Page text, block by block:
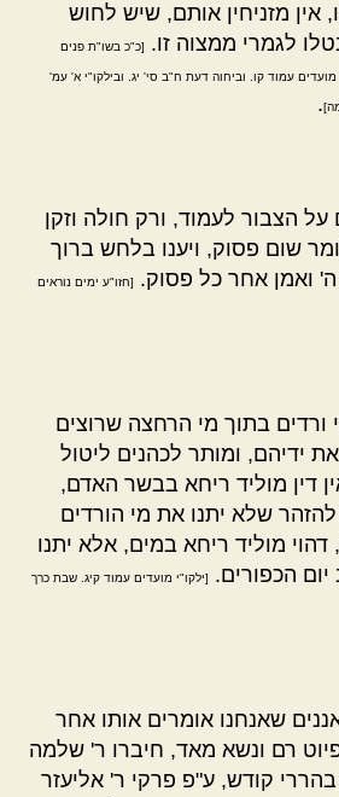
מזניחין אותם, שיש לחוש
לגמרי ממצוה זו.
[כ"כ בשו"ת פנים
עמוד קו. וביחוה דעת ח"ב סי' יג. ובילקו"י א' עמ'
.
הצבור לעמוד, ורק חולה וזקן
שום פסוק, ויענו בלחש ברוך
ואמן אחר כל פסוק.
[חזו"ע ימים נוראים
ורדים בתוך מי הרחצה שרוצים
ידיהם, ומותר לכהנים ליטול
דין מוליד ריחא בבשר האדם,
להזהר שלא יתנו את מי הורדים
מוליד ריחא במים, אלא יתנו
הכפורים.
[ילקו"י מועדים עמוד קיג. שבת כרך
שאנחנו אומרים אותו אחר
רם ונשא מאד, חיברו ר' שלמה
בהררי קודש, ע"פ פרקי ר' אליעזר